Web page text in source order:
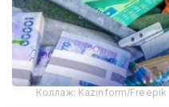
Коллаж: Kazinform/Freepik